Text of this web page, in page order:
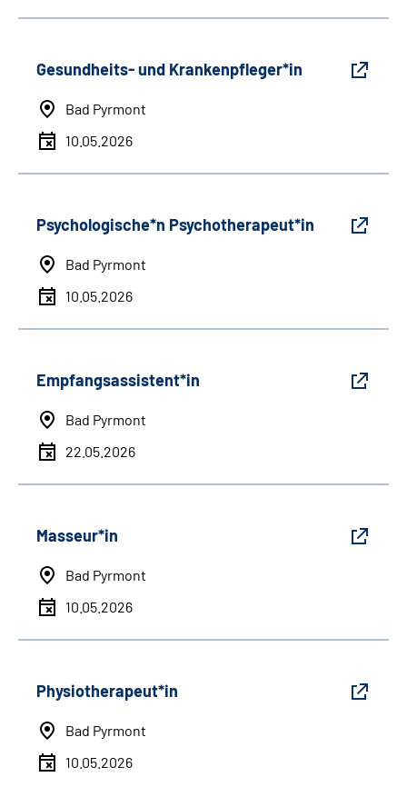
Gesundheits- und Krankenpfleger*in
Bad Pyrmont
10.05.2026
Psychologische*n Psychotherapeut*in
Bad Pyrmont
10.05.2026
Empfangsassistent*in
Bad Pyrmont
22.05.2026
Masseur*in
Bad Pyrmont
10.05.2026
Physiotherapeut*in
Bad Pyrmont
10.05.2026